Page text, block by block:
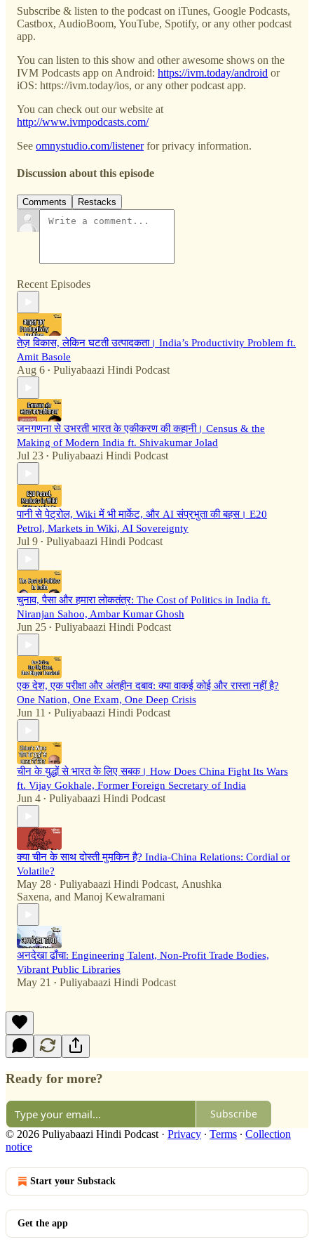
Subscribe & listen to the podcast on iTunes, Google Podcasts,
Castbox, AudioBoom, YouTube, Spotify, or any other podcast
app.
You can listen to this show and other awesome shows on the
IVM Podcasts app on Android: https://ivm.today/android or
iOS: https://ivm.today/ios, or any other podcast app.
You can check out our website at
http://www.ivmpodcasts.com/
See omnystudio.com/listenerfor privacy information.
Discussion about this episode
Comments Restacks
Recent Episodes
तेज़ विकास, लेकिन घटती उत्पादकता। India’s Productivity Problem ft.
Amit Basole
Aug 6 • Puliyabaazi Hindi Podcast
जनगणना से उभरती भारत के एकीकरण की कहानी। Census & the
Making of Modern India ft. Shivakumar Jolad
Jul 23 • Puliyabaazi Hindi Podcast
पानी से पेट्रोल, Wiki में भी मार्केट, और AI संप्रभुता की बहस। E20
Petrol, Markets in Wiki, AI Sovereignty
Jul 9 • Puliyabaazi Hindi Podcast
चुनाव, पैसा और हमारा लोकतंत्र: The Cost of Politics in India ft.
Niranjan Sahoo, Ambar Kumar Ghosh
Jun 25 • Puliyabaazi Hindi Podcast
एक देश, एक परीक्षा और अंतहीन दबाव: क्या वाकई कोई और रास्ता नहीं है?
One Nation, One Exam, One Deep Crisis
Jun 11 • Puliyabaazi Hindi Podcast
चीन के युद्धों से भारत के लिए सबक। How Does China Fight Its Wars
ft. Vijay Gokhale, Former Foreign Secretary of India
Jun 4 • Puliyabaazi Hindi Podcast
क्या चीन के साथ दोस्ती मुमकिन है? India-China Relations: Cordial or
Volatile?
May 28 • Puliyabaazi Hindi Podcast, Anushka
Saxena, and Manoj Kewalramani
अनदेखा ढाँचा: Engineering Talent, Non-Profit Trade Bodies,
Vibrant Public Libraries
May 21 • Puliyabaazi Hindi Podcast
Ready for more?
Subscribe
© 2026 Puliyabaazi Hindi Podcast · Privacy ∙ Terms ∙ Collection
notice
Start your Substack
Get the app